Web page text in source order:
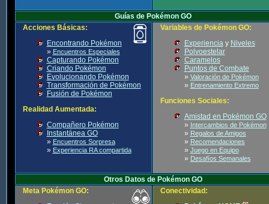
Guías de Pokémon GO
Acciones Básicas:
Encontrando Pokémon
» Encuentros Especiales
Capturando Pokémon
Criando Pokémon
Evolucionando Pokémon
Transformación de Pokémon
Fusión de Pokémon
Realidad Aumentada:
Compañero Pokémon
Instantánea GO
» Encuentros Sorpresa
» Experiencia RA compartida
Variables de Pokémon GO:
Experienciay Niveles
Polvoestelar
Caramelos
Puntos de Combate
» Valoración de Pokémon
» Entrenamiento Extremo
Funciones Sociales:
Amistad en Pokémon GO
» Intercambios de Pokémon
» Regalos de Amigos
» Recomendaciones
» Juego en Equipo
» Desafíos Semanales
Otros Datos de Pokémon GO
Meta Pokémon GO:
Conectividad: